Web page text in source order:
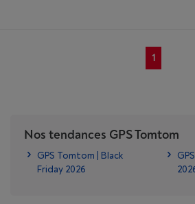
1
Nos tendances GPS Tomtom
GPS Tomtom | Black
Friday 2026